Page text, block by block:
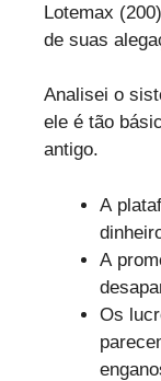
Lotemax
de suas
Analisei o
ele é tão
antigo.
A
A
Os